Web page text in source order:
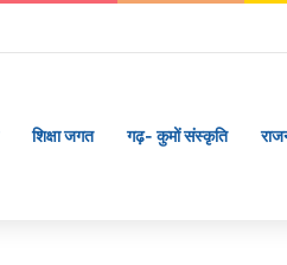
शिक्षा जगत गढ़- कुमों संस्कृति